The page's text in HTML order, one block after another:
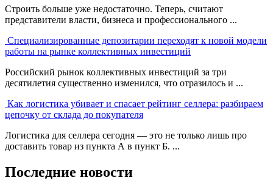
Строить больше уже недостаточно. Теперь, считают
представители власти, бизнеса и профессионального ...
Специализированные депозитарии переходят к новой модели
работы на рынке коллективных инвестиций
Российский рынок коллективных инвестиций за три
десятилетия существенно изменился, что отразилось и ...
Как логистика убивает и спасает рейтинг селлера: разбираем
цепочку от склада до покупателя
Логистика для селлера сегодня — это не только лишь про
доставить товар из пункта А в пункт Б. ...
Последние новости